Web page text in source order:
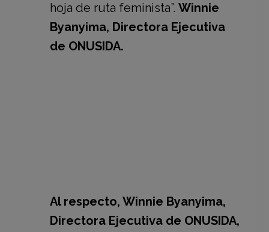
hoja de ruta feminista”. Winnie
Byanyima, Directora Ejecutiva
de ONUSIDA.
Al respecto, Winnie Byanyima,
Directora Ejecutiva de ONUSIDA,